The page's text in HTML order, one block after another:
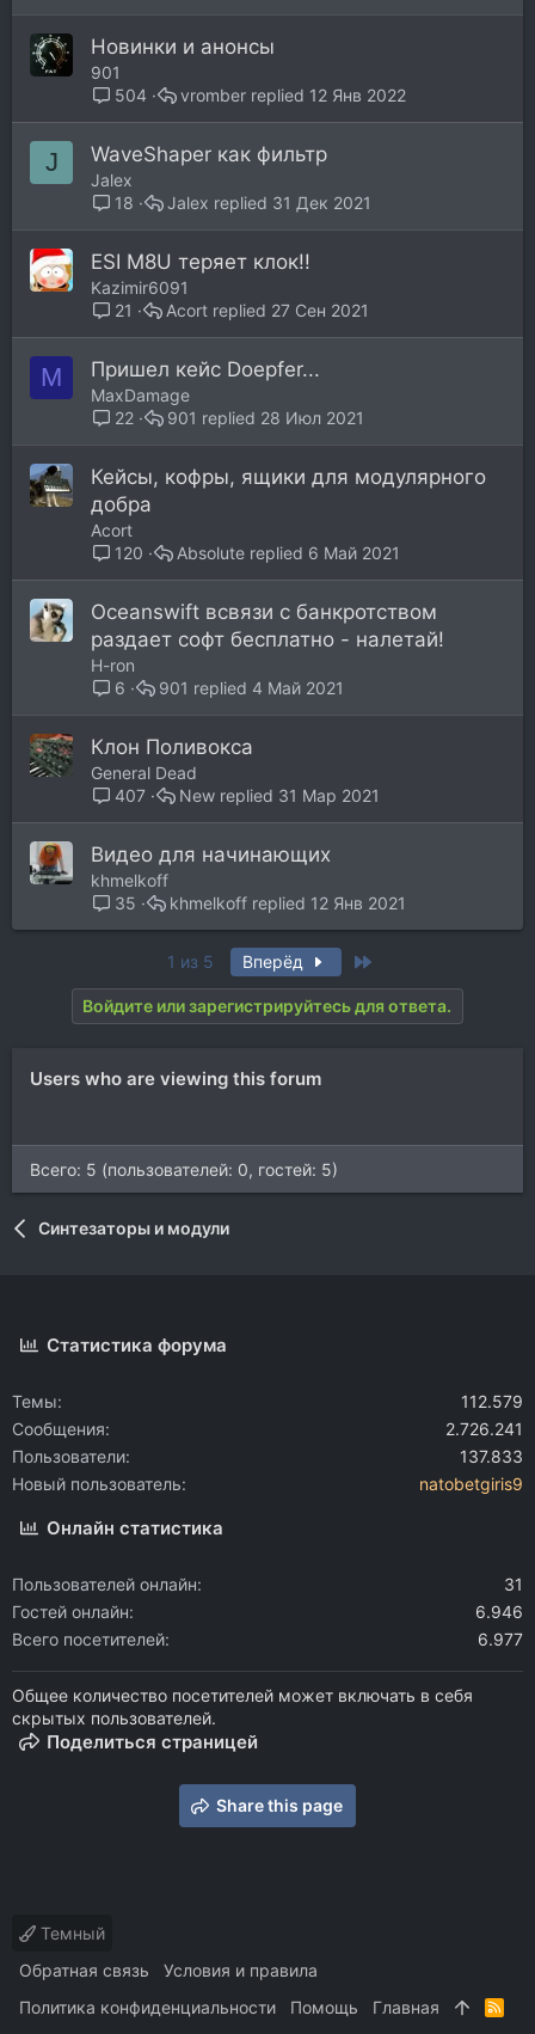
Новинки и анонсы
901
504
12 Янв 2022
vromber
J WaveShaper как фильтр
Jalex
18
31 Дек 2021
Jalex
ESI M8U теряет клок!!
Kazimir6091
21
27 Сен 2021
Acort
M Пришел кейс Doepfer...
MaxDamage
22
28 Июл 2021
901
Кейсы, кофры, ящики для модулярного
добра
Acort
120
6 Май 2021
Absolute
Oceanswift всвязи с банкротством
раздает софт бесплатно - налетай!
H-ron
6
4 Май 2021
901
Клон Поливокса
General Dead
407
31 Мар 2021
New
Видео для начинающих
khmelkoff
35
12 Янв 2021
khmelkoff
1 из 5 Вперёд
Войдите или зарегистрируйтесь для ответа.
Users who are viewing this forum
Всего: 5 (пользователей: 0, гостей: 5)
Синтезаторы и модули
Статистика форума
Темы
112.579
Сообщения
2.726.241
Пользователи
137.833
Новый пользователь
natobetgiris9
Онлайн статистика
Пользователей онлайн
31
Гостей онлайн
6.946
Всего посетителей
6.977
Общее количество посетителей может включать в себя
скрытых пользователей.
Поделиться страницей
Share this page
Темный
Обратная связь
Условия и правила
Политика конфиденциальности
Помощь Главная
R